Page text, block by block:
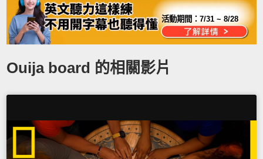
活動期間：7/31 ~ 8/28
Ouija board 的相關影片